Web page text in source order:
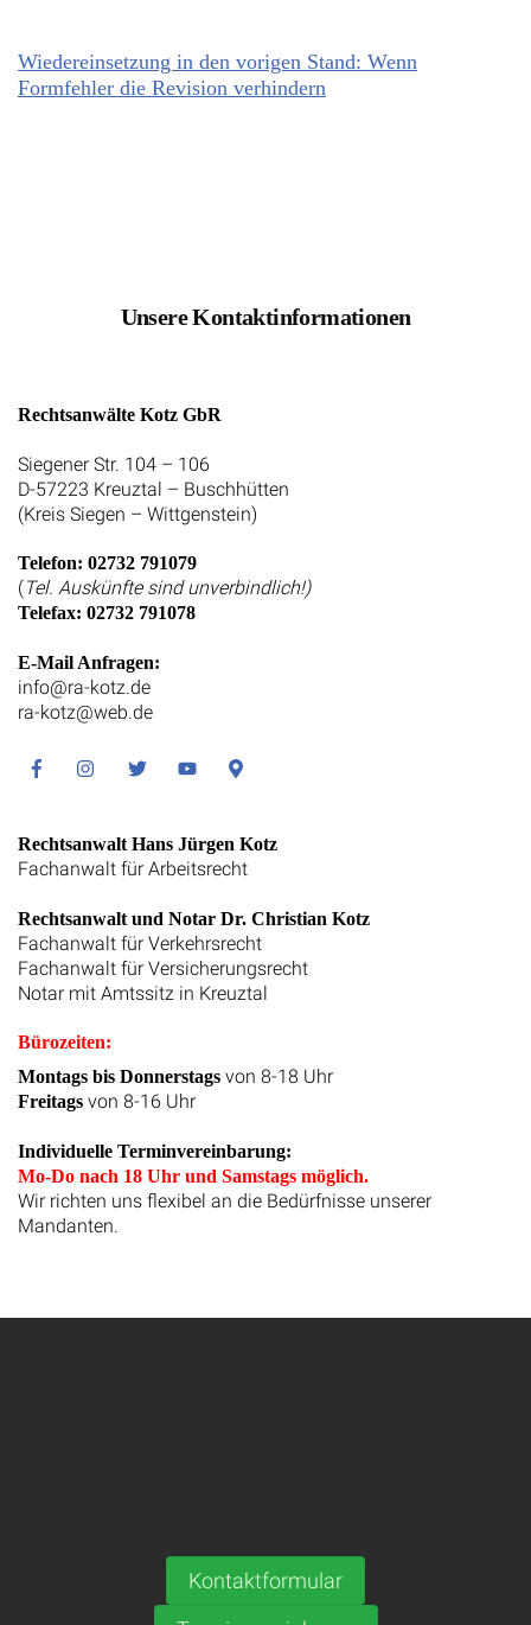
Wiedereinsetzung in den vorigen Stand: Wenn
Formfehler die Revision verhindern
Unsere Kontaktinformationen
Rechtsanwälte Kotz GbR
Siegener Str. 104 – 106
D-57223 Kreuztal – Buschhütten
(Kreis Siegen – Wittgenstein)
Telefon: 02732 791079
(Tel. Auskünfte sind unverbindlich!)
Telefax: 02732 791078
E-Mail Anfragen:
info@ra-kotz.de
ra-kotz@web.de
FacebookInstagramTwitter YoutubeGoogle
Rechtsanwalt Hans Jürgen Kotz
Fachanwalt für Arbeitsrecht
Rechtsanwalt und Notar Dr. Christian Kotz
Fachanwalt für Verkehrsrecht
Fachanwalt für Versicherungsrecht
Notar mit Amtssitz in Kreuztal
Bürozeiten:
Montags bis Donnerstags von 8-18 Uhr
Freitags von 8-16 Uhr
Individuelle Terminvereinbarung:
Mo-Do nach 18 Uhr und Samstags möglich.
Wir richten uns flexibel an die Bedürfnisse unserer
Mandanten.
Kontaktformular